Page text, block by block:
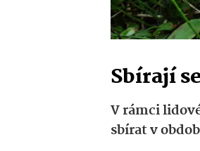
Sbírají
V rámci
sbírat v